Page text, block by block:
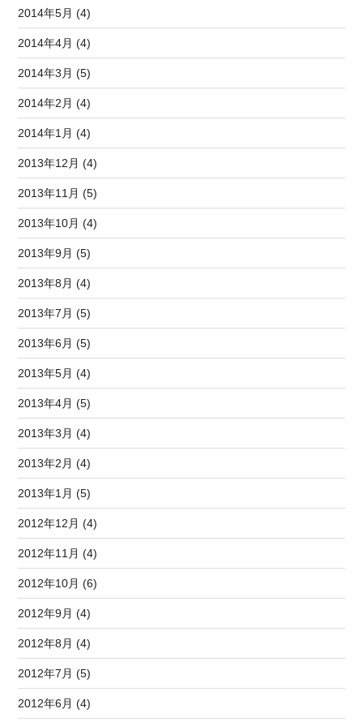
2014年5月 (4)
2014年4月 (4)
2014年3月 (5)
2014年2月 (4)
2014年1月 (4)
2013年12月 (4)
2013年11月 (5)
2013年10月 (4)
2013年9月 (5)
2013年8月 (4)
2013年7月 (5)
2013年6月 (5)
2013年5月 (4)
2013年4月 (5)
2013年3月 (4)
2013年2月 (4)
2013年1月 (5)
2012年12月 (4)
2012年11月 (4)
2012年10月 (6)
2012年9月 (4)
2012年8月 (4)
2012年7月 (5)
2012年6月 (4)